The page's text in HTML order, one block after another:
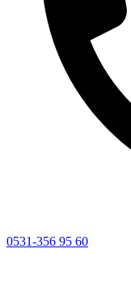
0531-356 95 60